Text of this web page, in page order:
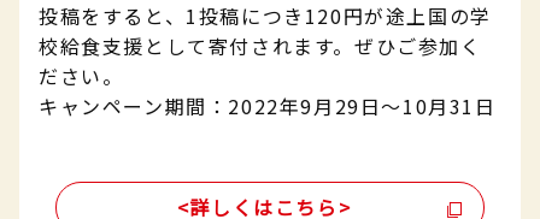
投稿をすると、1投稿につき120円が途上国の学
校給食支援として寄付されます。ぜひご参加く
ださい。
キャンペーン期間：2022年9月29日～10月31日
<詳しくはこちら>